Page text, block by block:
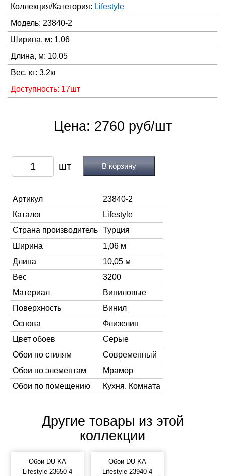
Коллекция/Категория: Lifestyle
Модель: 23840-2
Ширина, м: 1.06
Длина, м: 10.05
Вес, кг: 3.2кг
Доступность: 17шт
Цена: 2760 руб/шт
В корзину
Артикул
23840-2
Каталог
Lifestyle
Страна производитель Турция
Ширина
1,06 м
Длина
10,05 м
Вес
3200
Материал
Виниловые
Поверхность
Винил
Основа
Флизелин
Цвет обоев
Серые
Обои по стилям
Современный
Обои по элементам
Мрамор
Обои по помещению
Кухня. Комната
Другие товары из этой
коллекции
Обои DU KA
Lifestyle 23650-4
Обои DU KA
Lifestyle 23940-4